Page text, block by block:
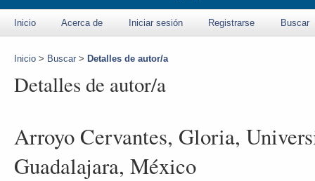
Inicio Acerca de Iniciar sesión Registrarse Buscar
Inicio > Buscar > Detalles de autor/a
Detalles de autor/a
Arroyo Cervantes, Gloria,
Guadalajara, México